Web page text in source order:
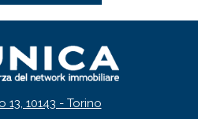
13, 10143 - Torino